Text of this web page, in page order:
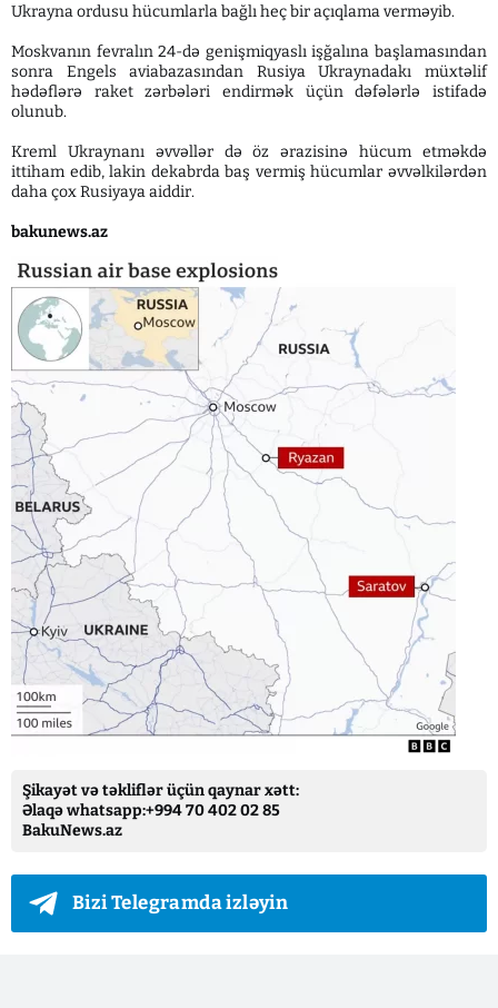
Ukrayna ordusu hücumlarla bağlı heç bir açıqlama verməyib.
Moskvanın fevralın 24-də genişmiqyaslı işğalına başlamasından
sonra Engels aviabazasından Rusiya Ukraynadakı müxtəlif
hədəflərə raket zərbələri endirmək üçün dəfələrlə istifadə
olunub.
Kreml Ukraynanı əvvəllər də öz ərazisinə hücum etməkdə
ittiham edib, lakin dekabrda baş vermiş hücumlar əvvəlkilərdən
daha çox Rusiyaya aiddir.
bakunews.az
Şikayət və təkliflər üçün qaynar xətt:
Əlaqə whatsapp:+994 70 402 02 85
BakuNews.az
Bizi Telegramda izləyin